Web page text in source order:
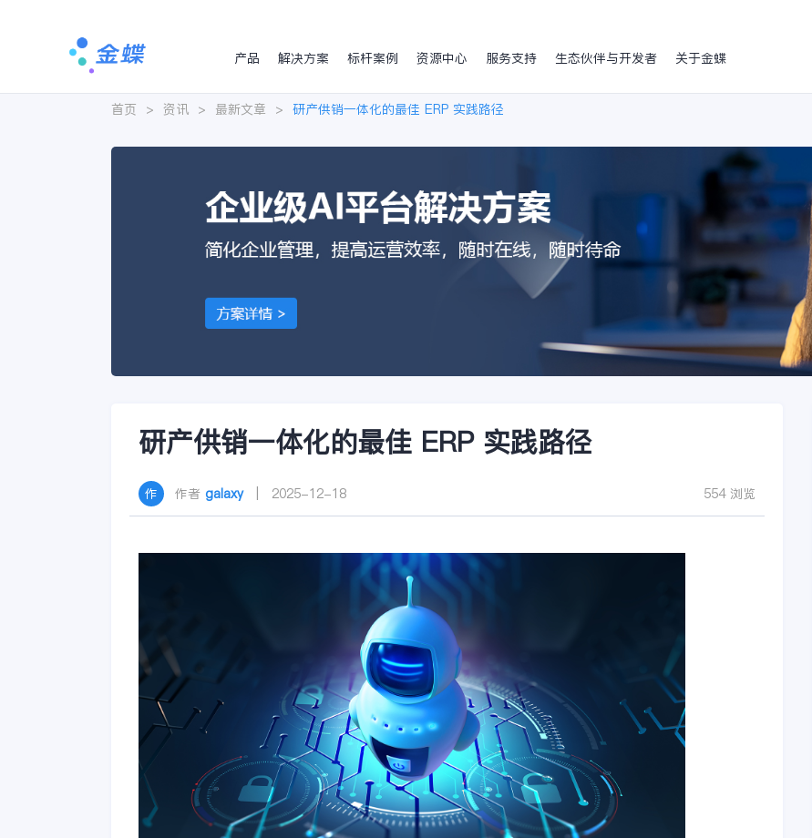
产品
解决方案 标杆案例 资源中心 服务支持 生态伙伴与开发者 关于金蝶
首页 > 资讯 > 最新文章 > 研产供销一体化的最佳 ERP 实践路径
研产供销一体化的最佳 ERP 实践路径
作者 galaxy| 2025-12-18 554 浏览